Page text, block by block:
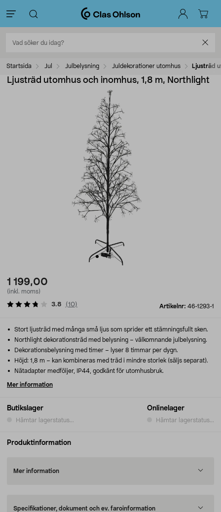
Startsida Jul Julbelysning Juldekorationer utomhus Ljusträd
Ljusträd utomhus och inomhus, 1,8 m, Northlight
1 199,00
(inkl. moms)
Artikelnr: 46-1293-1
3.8 (10)
Butikslager
Hämtar lagerstatus...
Onlinelager
Hämtar lagerstatus...
Stort ljusträd med många små ljus som sprider ett stämningsfullt sken.
Northlight dekorationsträd med belysning – välkomnande julbelysning.
Dekorationsbelysning med timer – lyser 8 timmar per dygn.
Höjd: 1,8 m – kan kombineras med träd i mindre storlek (säljs separat).
Nätadapter medföljer, IP44, godkänt för utomhusbruk.
Mer information
Produktinformation
Mer information
Specifikationer, dokument och ev. faroinformation